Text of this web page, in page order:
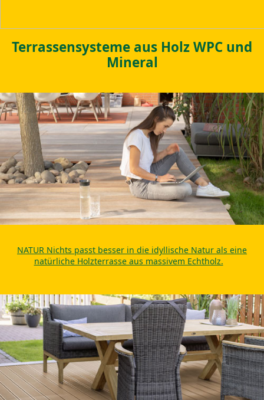
Terrassensysteme aus Holz WPC und
Mineral
NATUR Nichts passt besser in die idyllische Natur als eine
natürliche Holzterrasse aus massivem Echtholz.